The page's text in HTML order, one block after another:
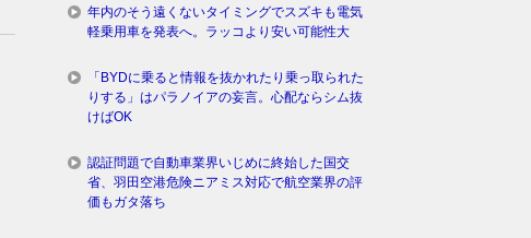
年内のそう遠くないタイミングでスズキも電気
軽乗用車を発表へ。ラッコより安い可能性大
「BYDに乗ると情報を抜かれたり乗っ取られた
りする」はパラノイアの妄言。心配ならシム抜
けばOK
認証問題で自動車業界いじめに終始した国交
省、羽田空港危険ニアミス対応で航空業界の評
価もガタ落ち